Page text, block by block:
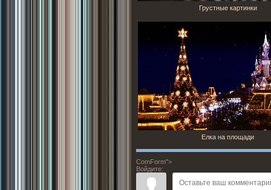
Грустные картинки
Елка на площади
ComForm">
Войдите: